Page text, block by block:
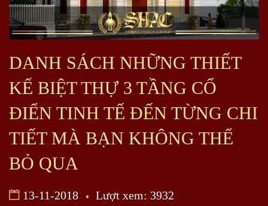
DANH SÁCH NHỮNG THIẾT
KẾ BIỆT THỰ 3 TẦNG CỔ
ĐIỂN TINH TẾ ĐẾN TỪNG CHI
TIẾT MÀ BẠN KHÔNG THỂ
BỎ QUA
13-11-2018 Lượt xem: 3932